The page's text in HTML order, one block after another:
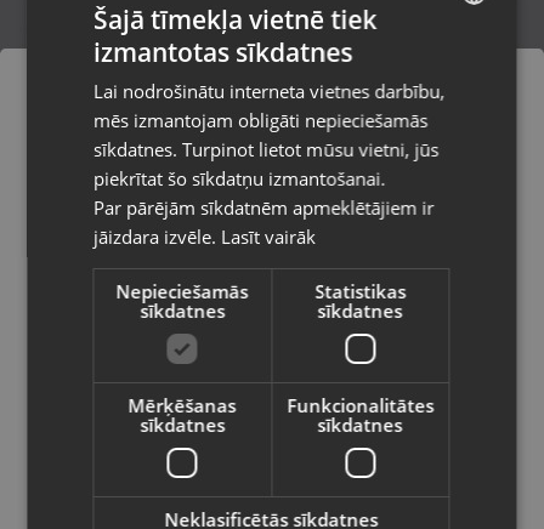
Samsung Galaxy S25 5G (SM-S931B)
128GB
Smiltene, Baznīcas laukums 4
Stāvoklis Mazlietots (Garantija 12 mēneši)
460.00€
€ /mēn.
Samsung Galaxy A56 5G (SM-A566B)
Pasūtījumi tiks piegādāti uz
izvēlēto valsti
Vietnes saturs būs attēlots izvēlētajā
valodā
Valsts
Latviešu / Latvian
RUSSIAN
Šajā tīmekļa vietnē tiek
izmantotas sīkdatnes
Lai nodrošinātu interneta vietnes darbību,
mēs izmantojam obligāti nepieciešamās
sīkdatnes. Turpinot lietot mūsu vietni, jūs
piekrītat šo sīkdatņu izmantošanai.
Par pārējām sīkdatnēm apmeklētājiem ir
jāizdara izvēle. Lasīt vairāk
Nepieciešamās
sīkdatnes
Statistikas
sīkdatnes
Mērķēšanas
sīkdatnes
Funkcionalitātes
sīkdatnes
Neklasificētās sīkdatnes